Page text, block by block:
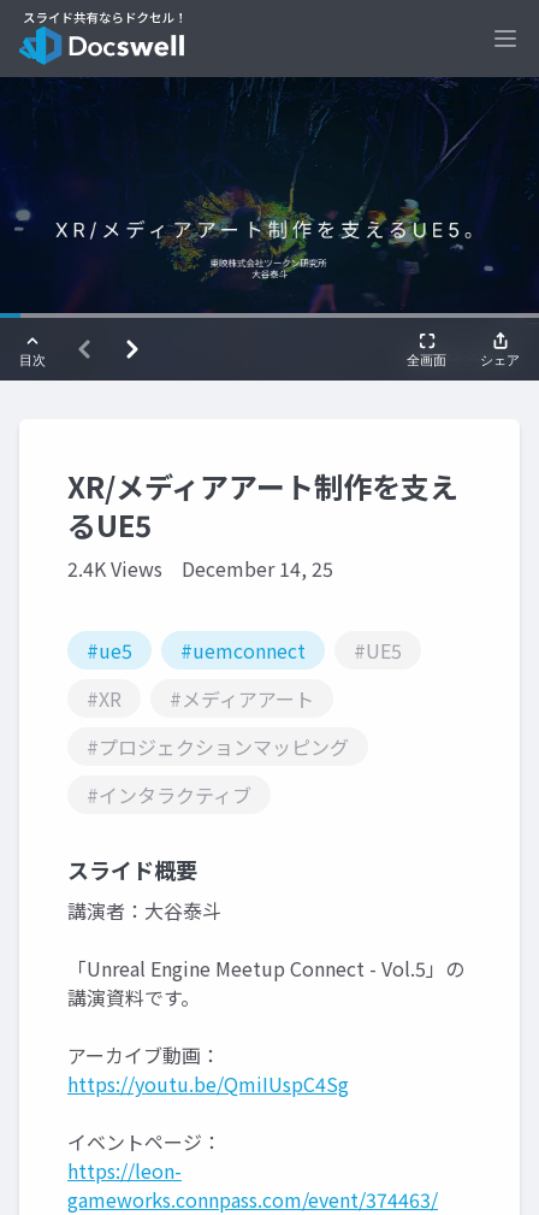
XR/メディアアート制作を支え
るUE5
2.4K Views December 14, 25
#ue5 #uemconnect
#UE5
#XR
#メディアアート
#プロジェクションマッピング
#インタラクティブ
スライド概要
講演者：大谷泰斗
「Unreal Engine Meetup Connect - Vol.5」の
講演資料です。
アーカイブ動画：
https://youtu.be/QmiIUspC4Sg
イベントページ：
https://leon-
gameworks.connpass.com/event/374463/